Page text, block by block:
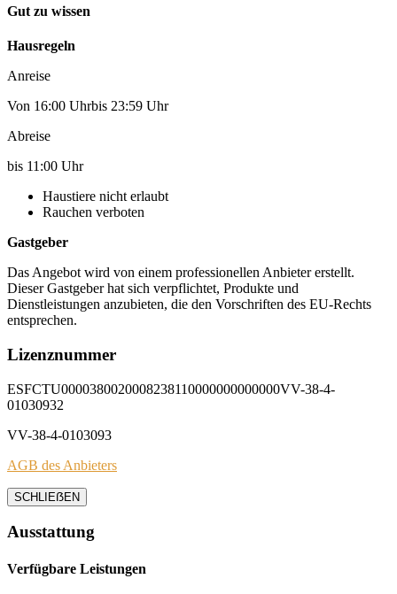
Gut zu wissen
Hausregeln
Anreise
Von 16:00 Uhrbis 23:59 Uhr
Abreise
bis 11:00 Uhr
Haustiere nicht erlaubt
Rauchen verboten
Gastgeber
Das Angebot wird von einem professionellen Anbieter erstellt.
Dieser Gastgeber hat sich verpflichtet, Produkte und
Dienstleistungen anzubieten, die den Vorschriften des EU-Rechts
entsprechen.
Lizenznummer
ESFCTU0000380020008238110000000000000VV-38-4-
01030932
VV-38-4-0103093
AGB des Anbieters
SCHLIEẞEN
Ausstattung
Verfügbare Leistungen